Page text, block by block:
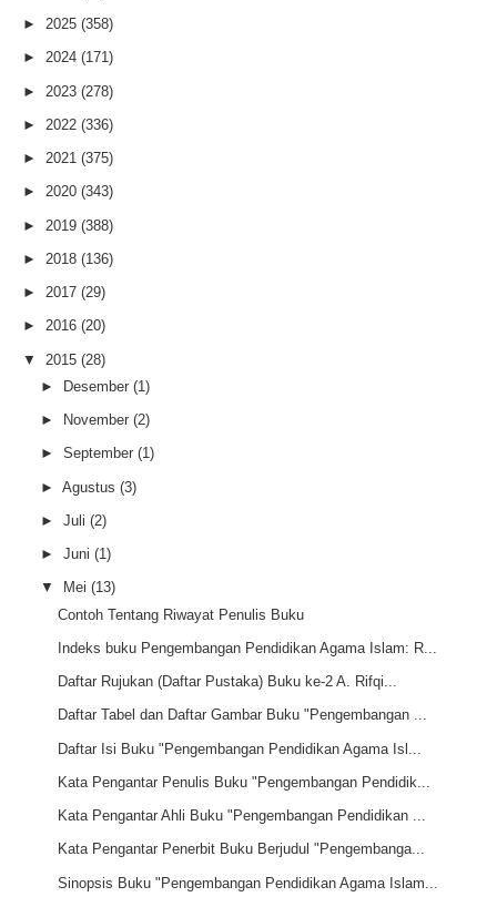
► 2025 (358)
► 2024 (171)
► 2023 (278)
► 2022 (336)
► 2021 (375)
► 2020 (343)
► 2019 (388)
► 2018 (136)
► 2017 (29)
► 2016 (20)
▼ 2015 (28)
►
Desember (1)
► November (2)
► September (1)
► Agustus (3)
► Juli (2)
► Juni (1)
▼ Mei (13)
Contoh Tentang Riwayat Penulis Buku
Indeks buku Pengembangan Pendidikan Agama Islam: R...
Daftar Rujukan (Daftar Pustaka) Buku ke-2 A. Rifqi...
Daftar Tabel dan Daftar Gambar Buku "Pengembangan ...
Daftar Isi Buku "Pengembangan Pendidikan Agama Isl...
Kata Pengantar Penulis Buku "Pengembangan Pendidik...
Kata Pengantar Ahli Buku "Pengembangan Pendidikan ...
Kata Pengantar Penerbit Buku Berjudul "Pengembanga...
Sinopsis Buku "Pengembangan Pendidikan Agama Islam...